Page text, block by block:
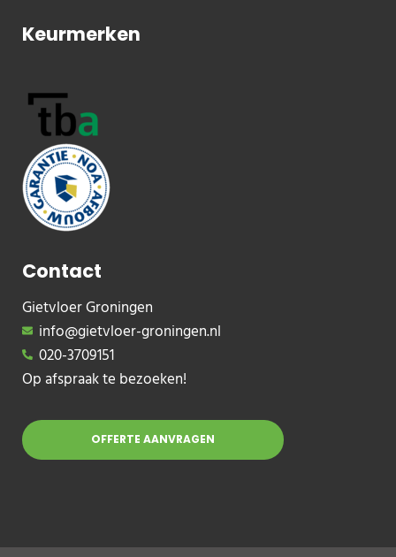
Keurmerken
Contact
Gietvloer Groningen
info@gietvloer-groningen.nl
020-3709151
Op afspraak te bezoeken!
OFFERTE AANVRAGEN